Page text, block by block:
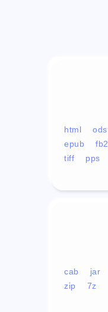
html ods
epub
fb2
tiff
pps
cab jar
zip
7z